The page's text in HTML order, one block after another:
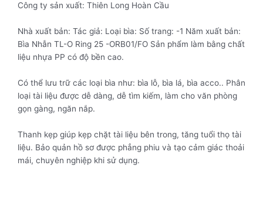
Công ty sản xuất: Thiên Long Hoàn Cầu
Nhà xuất bản: Tác giả: Loại bìa: Số trang: -1 Năm xuất bản:
Bìa Nhẫn TL-O Ring 25 -ORB01/FO Sản phẩm làm bằng chất
liệu nhựa PP có độ bền cao.
Có thể lưu trữ các loại bìa như: bìa lỗ, bìa lá, bìa acco.. Phân
loại tài liệu được dễ dàng, dễ tìm kiếm, làm cho văn phòng
gọn gàng, ngăn nắp.
Thanh kẹp giúp kẹp chặt tài liệu bên trong, tăng tuổi thọ tài
liệu. Bảo quản hồ sơ được phẳng phiu và tạo cảm giác thoải
mái, chuyên nghiệp khi sử dụng.